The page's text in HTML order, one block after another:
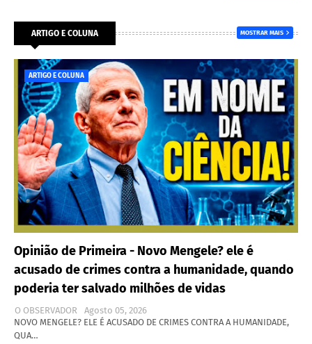
ARTIGO E COLUNA MOSTRAR MAIS
ARTIGO E COLUNA
Opinião de Primeira - Novo Mengele? ele é
acusado de crimes contra a humanidade, quando
poderia ter salvado milhões de vidas
O OBSERVADOR
Agosto 05, 2026
NOVO MENGELE? ELE É ACUSADO DE CRIMES CONTRA A HUMANIDADE,
QUA…